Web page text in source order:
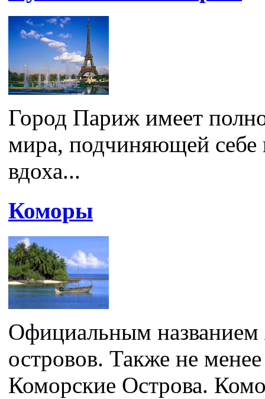
Город Париж имеет
мира, подчиняющей себе
вдоха...
Коморы
Официальным названием
островов. Также не менее
Коморские Острова.